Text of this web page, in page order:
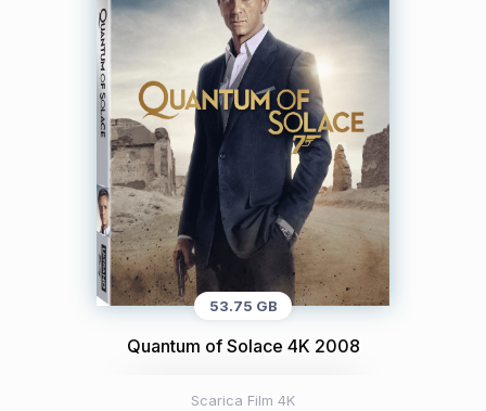
53.75 GB
Quantum of Solace 4K 2008
Scarica Film 4K